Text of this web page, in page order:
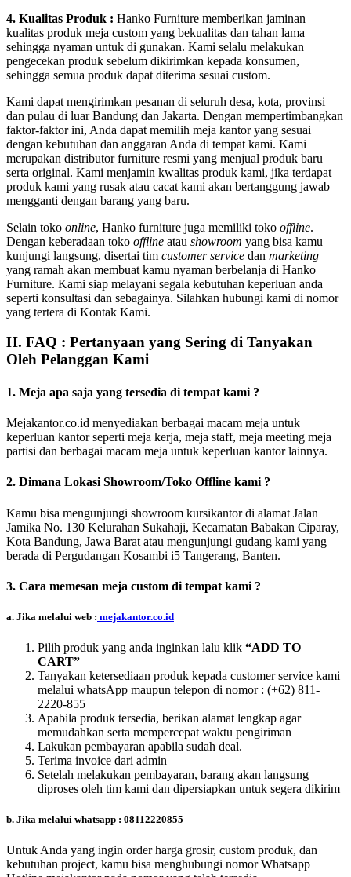
4. Kualitas Produk : Hanko Furniture memberikan jaminan
kualitas produk meja custom yang bekualitas dan tahan lama
sehingga nyaman untuk di gunakan. Kami selalu melakukan
pengecekan produk sebelum dikirimkan kepada konsumen,
sehingga semua produk dapat diterima sesuai custom.
Kami dapat mengirimkan pesanan di seluruh desa, kota, provinsi
dan pulau di luar Bandung dan Jakarta. Dengan mempertimbangkan
faktor-faktor ini, Anda dapat memilih meja kantor yang sesuai
dengan kebutuhan dan anggaran Anda di tempat kami. Kami
merupakan distributor furniture resmi yang menjual produk baru
serta original. Kami menjamin kwalitas produk kami, jika terdapat
produk kami yang rusak atau cacat kami akan bertanggung jawab
mengganti dengan barang yang baru.
Selain toko online, Hanko furniture juga memiliki toko offline.
Dengan keberadaan toko offline atau showroom yang bisa kamu
kunjungi langsung, disertai tim customer service dan marketing
yang ramah akan membuat kamu nyaman berbelanja di Hanko
Furniture. Kami siap melayani segala kebutuhan keperluan anda
seperti konsultasi dan sebagainya. Silahkan hubungi kami di nomor
yang tertera di Kontak Kami.
H. FAQ : Pertanyaan yang Sering di Tanyakan
Oleh Pelanggan Kami
1. Meja apa saja yang tersedia di tempat kami ?
Mejakantor.co.id menyediakan berbagai macam meja untuk
keperluan kantor seperti meja kerja, meja staff, meja meeting meja
partisi dan berbagai macam meja untuk keperluan kantor lainnya.
2. Dimana Lokasi Showroom/Toko Offline kami ?
Kamu bisa mengunjungi showroom kursikantor di alamat Jalan
Jamika No. 130 Kelurahan Sukahaji, Kecamatan Babakan Ciparay,
Kota Bandung, Jawa Barat atau mengunjungi gudang kami yang
berada di Pergudangan Kosambi i5 Tangerang, Banten.
3. Cara memesan meja custom di tempat kami ?
a. Jika melalui web : mejakantor.co.id
Pilih produk yang anda inginkan lalu klik “ADD TO
CART”
Tanyakan ketersediaan produk kepada customer service kami
melalui whatsApp maupun telepon di nomor : (+62) 811-
2220-855
Apabila produk tersedia, berikan alamat lengkap agar
memudahkan serta mempercepat waktu pengiriman
Lakukan pembayaran apabila sudah deal.
Terima invoice dari admin
Setelah melakukan pembayaran, barang akan langsung
diproses oleh tim kami dan dipersiapkan untuk segera dikirim
b. Jika melalui whatsapp : 08112220855
Untuk Anda yang ingin order harga grosir, custom produk, dan
kebutuhan project, kamu bisa menghubungi nomor Whatsapp